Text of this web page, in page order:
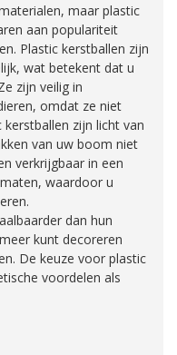
maar plastic
aan populariteit
Plastic kerstballen zijn
wat betekent dat u
zijn veilig in
omdat ze niet
kerstballen zijn licht van
van uw boom niet
verkrijgbaar in een
waardoor u
dan hun
kunt decoreren
De keuze voor plastic
voordelen als